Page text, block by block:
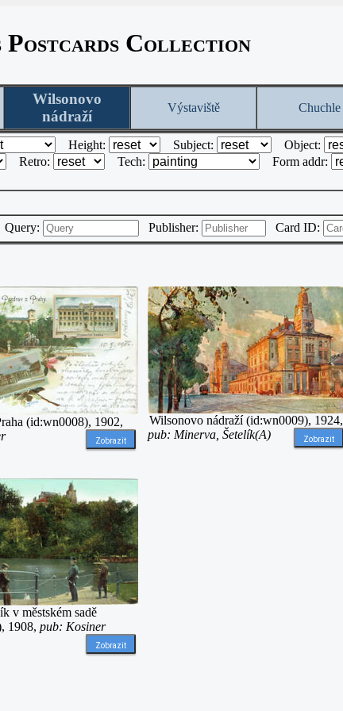
Postcards Collection
Wilsonovo
nádraží
Výstaviště Chuchle
Height: Subject: Object:
Retro: Tech: Form addr:
Query: Publisher: Card ID:
(id:wn0008), 1902,
Zobrazit
Wilsonovo nádraží (id:wn0009), 1924,
pub: Minerva, Šetelík(A)
Zobrazit
v městském sadě
1908, pub: Kosiner
Zobrazit